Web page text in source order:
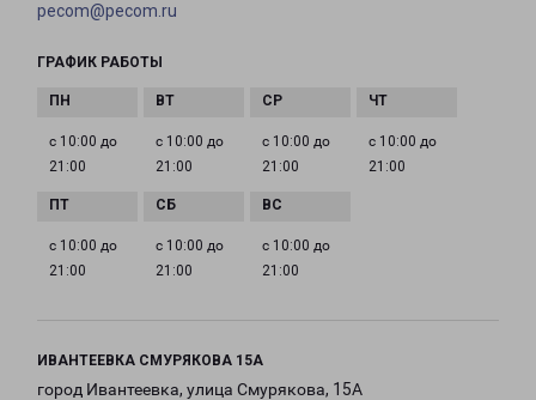
pecom@pecom.ru
ГРАФИК РАБОТЫ
с 10:00 до
21:00
с 10:00 до
21:00
с 10:00 до
21:00
с 10:00 до
21:00
с 10:00 до
21:00
с 10:00 до
21:00
с 10:00 до
21:00
ИВАНТЕЕВКА СМУРЯКОВА 15А
город Ивантеевка, улица Смурякова, 15А